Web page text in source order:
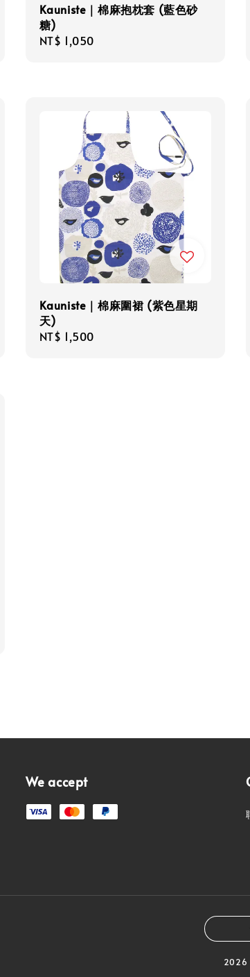
Kauniste｜棉麻抱枕套 (藍色砂
糖)
Regular
NT$ 1,050
Kauniste｜棉麻圍裙 (紫色星期
天)
Regular
NT$ 1,500
We accept
2026